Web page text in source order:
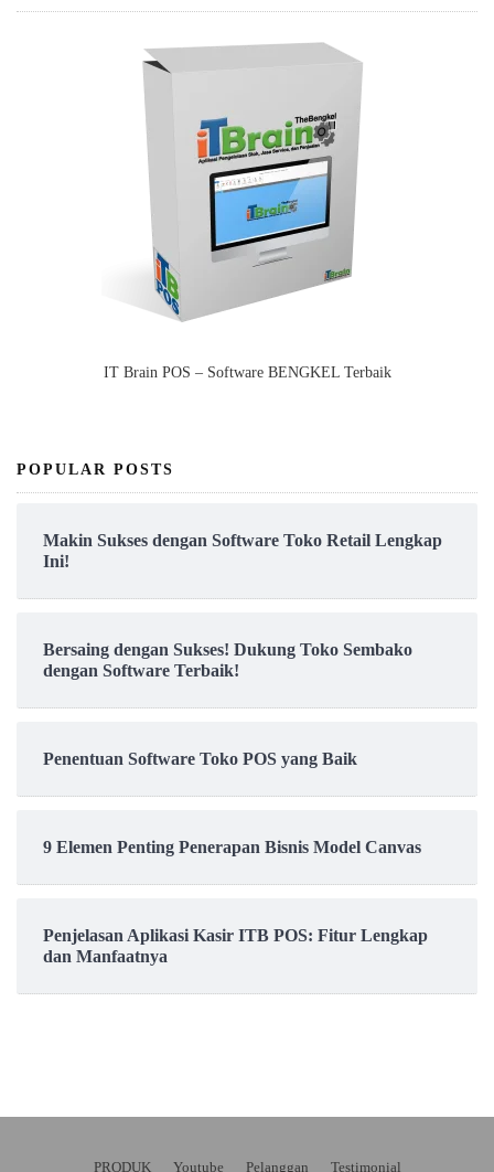
IT Brain POS – Software BENGKEL Terbaik
POPULAR POSTS
Makin Sukses dengan Software Toko Retail Lengkap
Ini!
Bersaing dengan Sukses! Dukung Toko Sembako
dengan Software Terbaik!
Penentuan Software Toko POS yang Baik
9 Elemen Penting Penerapan Bisnis Model Canvas
Penjelasan Aplikasi Kasir ITB POS: Fitur Lengkap
dan Manfaatnya
PRODUK Youtube Pelanggan Testimonial